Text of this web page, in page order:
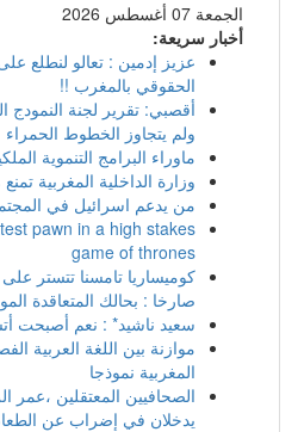
الجمعة 07 أغسطس 2026
أخبار سريعة:
عزيز إدمين : تعالو لنطلع على
الحقوقي بالمغرب !!
أقصبي: تقرير لجنة النمودج
ولم يتجاوز الخطوط الحمراء
ماوراء البرامج التنموية
وزارة الداخلية المغربية
من يدعم اسرائيل في المجتمع
pawn in a high stakes
game of thrones
كوميساريا تامسنا تتستر على
صارخا : بحالك المتعاقدة
سعيد ناشيد* : نعم أصبحت
موازنة بين اللغة العربية
المغربية نموذجا
الصحافيين المعتقلين ،عمر
يدخلان في إضراب عن الطعام